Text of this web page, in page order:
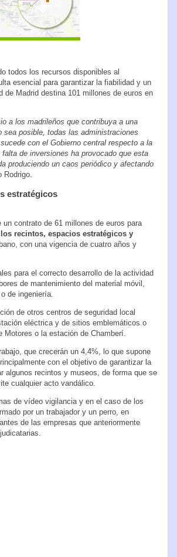
todos los recursos disponibles al
esencial para garantizar la fiabilidad y un
de Madrid destina 101 millones de euros en
a los madrileños que contribuya a una
posible, todas las administraciones
con el Gobierno central respecto a la
falta de inversiones ha provocado que esta
produciendo un caos periódico y afectando
Rodrigo.
estratégicos
contrato de 61 millones de euros para
recintos, espacios estratégicos y
con una vigencia de cuatro años y
para el correcto desarrollo de la actividad
de mantenimiento del material móvil,
de ingeniería.
de otros centros de seguridad local
eléctrica y de sitios emblemáticos o
o la estación de Chamberí.
que crecerán un 4,4%, lo que supone
con el objetivo de garantizar la
algunos recintos y museos, de forma que se
cualquier acto vandálico.
de vídeo vigilancia y en el caso de los
por un trabajador y un perro, en
de las empresas que anteriormente